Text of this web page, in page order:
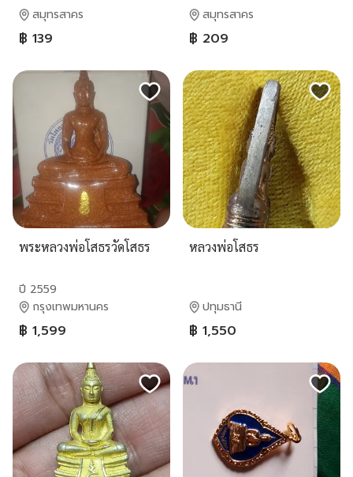
สมุทรสาคร
฿ 139
สมุทรสาคร
฿ 209
พระหลวงพ่อโสธรวัดโสธร
ปี 2559
กรุงเทพมหานคร
฿ 1,599
หลวงพ่อโสธร
ปทุมธานี
฿ 1,550